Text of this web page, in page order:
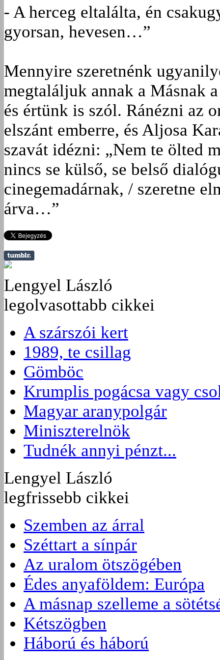
- A herceg eltalálta, én
gyorsan, hevesen…”
Mennyire szeretnénk
megtaláljuk annak a Másnak
és értünk is szól. Ránézni az
elszánt emberre, és Aljosa
szavát idézni: „Nem te ölted
nincs se külső, se belső
cinegemadárnak, / szeretne
árva…”
Lengyel László
legolvasottabb cikkei
A szárszói kert
1989, te csillag
Gömböc
Krumplis pogácsa vagy
Magyar aranypolgár
Miniszterelnök
Tudnék annyi pénzt...
Lengyel László
legfrissebb cikkei
Szemben az árral
Széttart a sínpár
Az uralom ötszögében
Édes anyaföldem: Európa
A másnap szelleme a
Kétszögben
Háború és háború